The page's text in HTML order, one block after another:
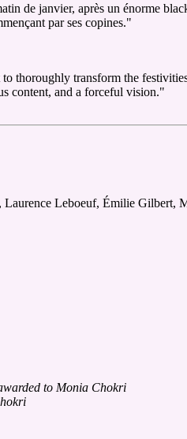
de janvier, après un énorme
par ses copines."
thoroughly transform the
content, and a forceful vision."
Leboeuf, Émilie Gilbert,
to Monia Chokri